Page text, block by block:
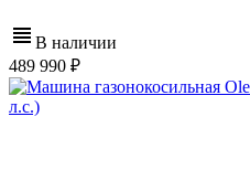
В наличии
489 990